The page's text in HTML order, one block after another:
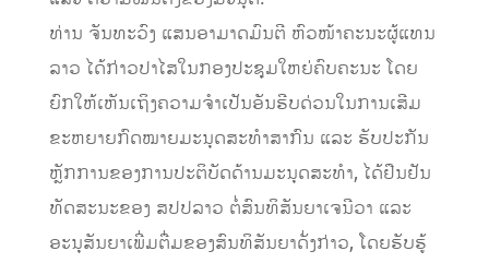
ທ່ານ ຈັນທະວົງ ແສນອາມາດມົນຕີ ຫົວໜ້າຄະນະຜູ້ແທນ
ລາວ ໄດ້ກ່າວປາໄສໃນກອງປະຊຸມໃຫຍ່ຄົບຄະນະ ໂດຍ
ຍົກໃຫ້ເຫັນເຖິງຄວາມ​ຈຳ​ເປັນ​ອັນ​ຮີບ​ດ່ວນໃນການເສີມ
ຂະຫຍາຍກົດໝາຍມະນຸດສະທໍາສາກົນ ແລະ ຮັບປະກັນ
ຫຼັກການຂອງການປະຕິບັດດ້ານມະນຸດສະທໍາ, ໄດ້ຢືນຢັນ
ທັດສະນະຂອງ ສປປລາວ ຕໍ່ສົນທິສັນຍາເຈນີວາ ແລະ
ອະນຸສັນຍາເພີ່ມຕື່ມຂອງສົນທິສັນຍາດັ່ງກ່າວ, ໂດຍຮັບຮູ້